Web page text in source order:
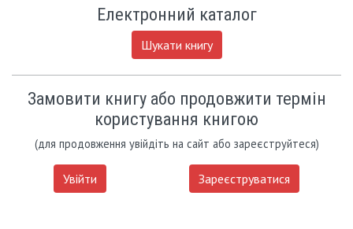
Електронний каталог
Шукати книгу
Замовити книгу або продовжити термін
користування книгою
(для продовження увійдіть на сайт або зареєструйтеся)
Увійти Зареєструватися